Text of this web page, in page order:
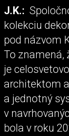
J.K.:
kolekciu
pod názvom
To znamená,
je
architektom
a jednotný
v
bola v roku